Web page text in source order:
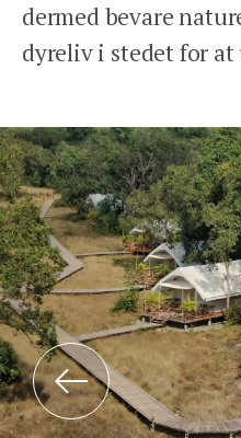
dermed bevare
dyreliv i stedet for at
Previous
Åbent
We
Prinsesse
Email:
CVR: